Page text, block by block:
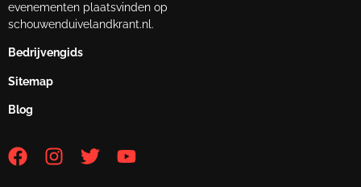
evenementen plaatsvinden op
schouwenduivelandkrant.nl.
Bedrijvengids
Sitemap
Blog